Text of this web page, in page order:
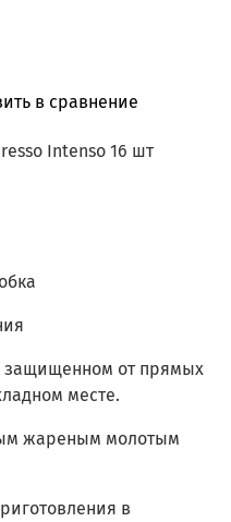
в сравнение
Intenso 16 шт
защищенном от прямых
месте.
жареным молотым
в